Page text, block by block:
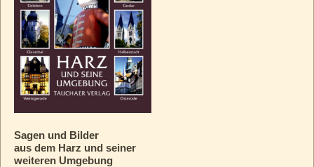
Sagen und Bilder
aus dem Harz und seiner
weiteren Umgebung